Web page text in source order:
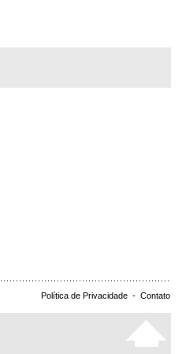
Política de Privacidade - Contato